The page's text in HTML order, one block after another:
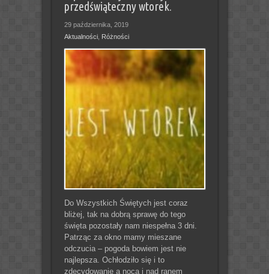
przedświąteczny wtorek.
29 października, 2019
Aktualności, Różności
Do Wszystkich Świętych jest coraz
bliżej, tak na dobrą sprawę do tego
święta pozostały nam niespełna 3 dni.
Patrząc za okno mamy mieszane
odczucia – pogoda bowiem jest nie
najlepsza. Ochłodziło się i to
zdecydowanie a nocą i nad ranem